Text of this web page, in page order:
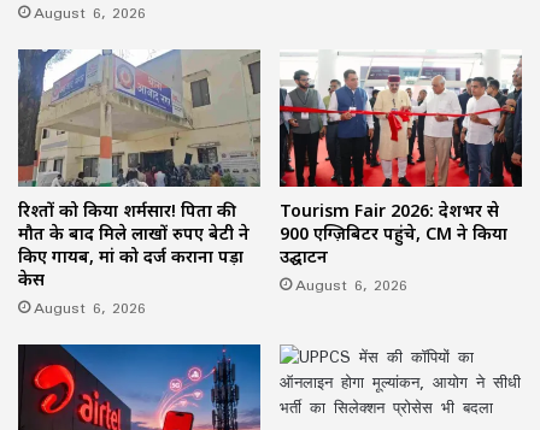
August 6, 2026
रिश्तों को किया शर्मसार! पिता की
मौत के बाद मिले लाखों रुपए बेटी ने
किए गायब, मां को दर्ज कराना पड़ा
केस
August 6, 2026
Tourism Fair 2026: देशभर से
900 एग्ज़िबिटर पहुंचे, CM ने किया
उद्घाटन
August 6, 2026